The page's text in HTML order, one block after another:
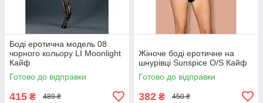
Боді еротична модель 08
чорного кольору LI Moonlight
Кайф
Готово до відправки
415 ₴ 489 ₴
Жіноче боді еротичне на
шнурівці Sunspice O/S Кайф
Готово до відправки
382 ₴ 450 ₴